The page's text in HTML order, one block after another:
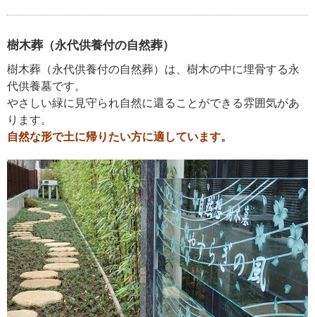
樹木葬（永代供養付の自然葬）
樹木葬（永代供養付の自然葬）は、樹木の中に埋骨する永
代供養墓です。
やさしい緑に見守られ自然に還ることができる雰囲気があ
ります。
自然な形で土に帰りたい方に適しています。